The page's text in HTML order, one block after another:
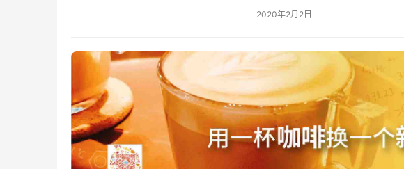
2020年2月2日